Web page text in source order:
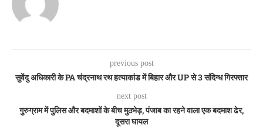
previous post
सुवेंदु अधिकारी के PA चंद्रनाथ रथ हत्याकांड में बिहार और UP से 3 संदिग्ध गिरफ्तार
next post
गुरुग्राम में पुलिस और बदमाशों के बीच मुठभेड़, पंजाब का रहने वाला एक बदमाश ढेर,
दूसरा घायल